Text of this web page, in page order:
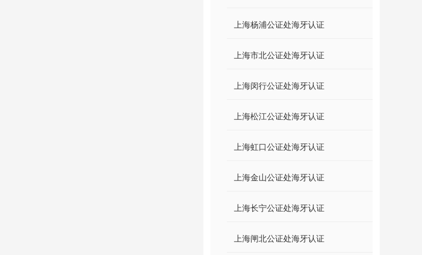
上海杨浦公证处海牙认证
上海市北公证处海牙认证
上海闵行公证处海牙认证
上海松江公证处海牙认证
上海虹口公证处海牙认证
上海金山公证处海牙认证
上海长宁公证处海牙认证
上海闸北公证处海牙认证